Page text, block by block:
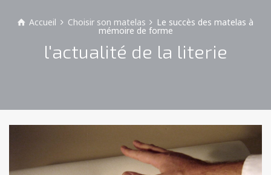
Accueil Choisir son matelas Le succès des matelas à
mémoire de forme
l'actualité de la literie